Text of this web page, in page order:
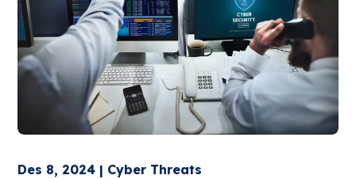
Des 8, 2024 | Cyber Threats